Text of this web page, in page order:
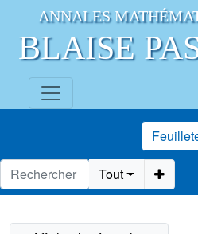
ANNALES
BLAISE
Tout